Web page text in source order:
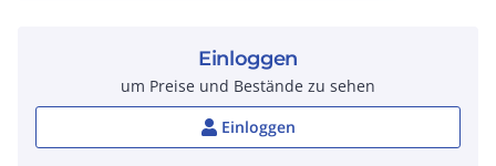
Einloggen
um Preise und Bestände zu sehen
Einloggen